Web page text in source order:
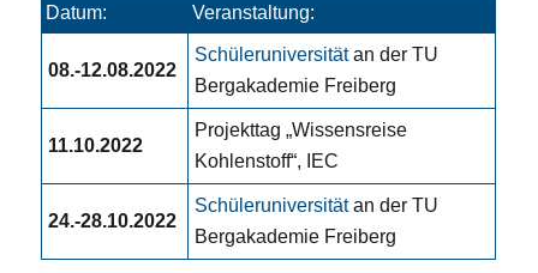
Datum: Veranstaltung:
08.-12.08.2022
Schüleruniversitätan der TU
Bergakademie Freiberg
11.10.2022
Projekttag „Wissensreise
Kohlenstoff“, IEC
24.-28.10.2022
Schüleruniversitätan der TU
Bergakademie Freiberg